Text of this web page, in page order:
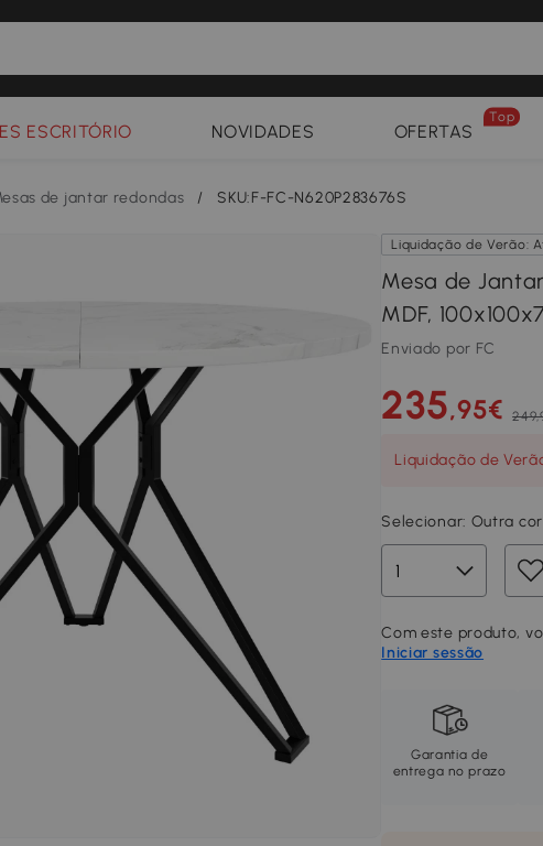
ESCRITÓRIO NOVIDADES OFERTAS
Top
de jantar redondas / SKU:F-FC-N620P283676S
Liquidação de Verão:
Mesa de
MDF,
Enviado por FC
235,95€
Liquidação de
Selecionar: Outra cor
Com este produto,
Iniciar sessão
Garantia de
entrega no prazo